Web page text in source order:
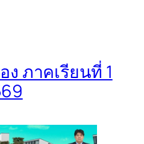
ภาคเรียนที่ 1